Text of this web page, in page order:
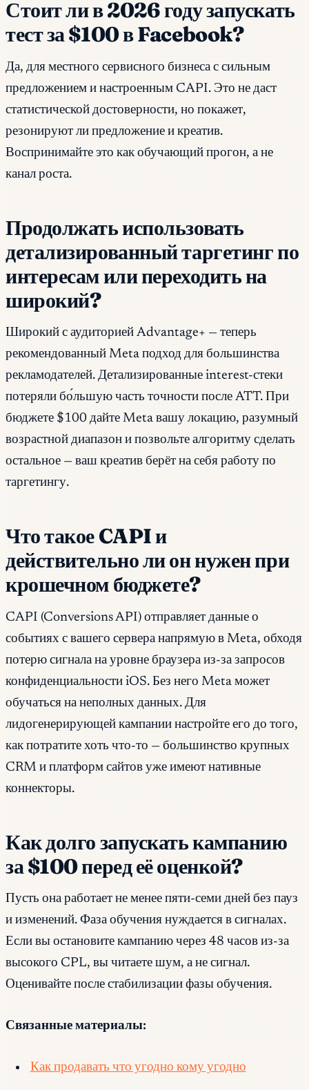
Стоит ли в 2026 году запускать
тест за $100 в Facebook?
Да, для местного сервисного бизнеса с сильным
предложением и настроенным CAPI. Это не даст
статистической достоверности, но покажет,
резонируют ли предложение и креатив.
Воспринимайте это как обучающий прогон, а не
канал роста.
Продолжать использовать
детализированный таргетинг по
интересам или переходить на
широкий?
Широкий с аудиторией Advantage+ — теперь
рекомендованный Meta подход для большинства
рекламодателей. Детализированные interest-стеки
потеряли бо́льшую часть точности после ATT. При
бюджете $100 дайте Meta вашу локацию, разумный
возрастной диапазон и позвольте алгоритму сделать
остальное — ваш креатив берёт на себя работу по
таргетингу.
Что такое CAPI и
действительно ли он нужен при
крошечном бюджете?
CAPI (Conversions API) отправляет данные о
событиях с вашего сервера напрямую в Meta, обходя
потерю сигнала на уровне браузера из-за запросов
конфиденциальности iOS. Без него Meta может
обучаться на неполных данных. Для
лидогенерирующей кампании настройте его до того,
как потратите хоть что-то — большинство крупных
CRM и платформ сайтов уже имеют нативные
коннекторы.
Как долго запускать кампанию
за $100 перед её оценкой?
Пусть она работает не менее пяти-семи дней без пауз
и изменений. Фаза обучения нуждается в сигналах.
Если вы остановите кампанию через 48 часов из-за
высокого CPL, вы читаете шум, а не сигнал.
Оценивайте после стабилизации фазы обучения.
Связанные материалы:
Как продавать что угодно кому угодно